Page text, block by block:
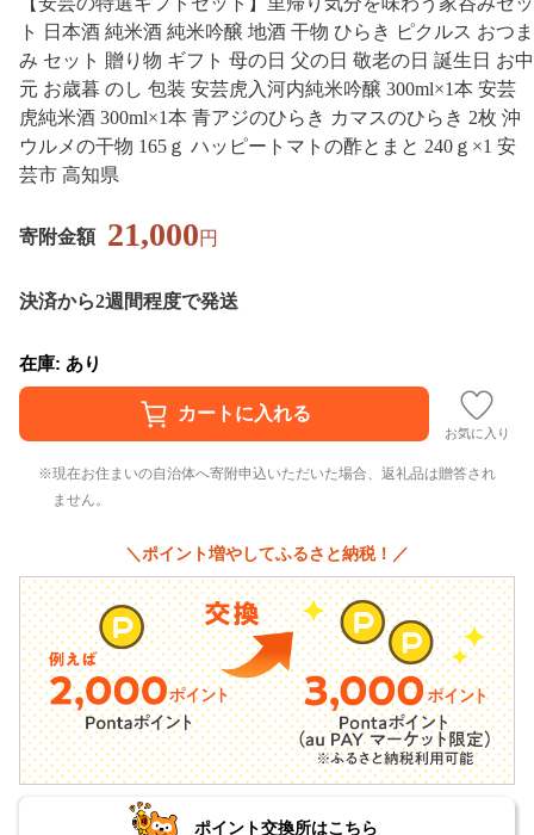
ト 日本酒 純米酒 純米吟醸 地酒 干物 ひらき ピクルス おつま
み セット 贈り物 ギフト 母の日 父の日 敬老の日 誕生日 お中
元 お歳暮 のし 包装 安芸虎入河内純米吟醸 300ml×1本 安芸
虎純米酒 300ml×1本 青アジのひらき カマスのひらき 2枚 沖
ウルメの干物 165ｇ ハッピートマトの酢とまと 240ｇ×1 安
芸市 高知県
寄附金額 21,000円
決済から2週間程度で発送
在庫: あり
お気に入り
現在お住まいの自治体へ寄附申込いただいた場合、返礼品は贈答され
ません。
＼ポイント増やしてふるさと納税！／
ポイント交換所はこちら